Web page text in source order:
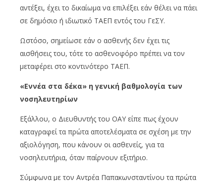
αντέξει, έχει το δικαίωμα να επιλέξει εάν θέλει να πάει
σε δημόσιο ή ιδιωτικό ΤΑΕΠ εντός του ΓεΣΥ.
Ωστόσο, σημείωσε εάν ο ασθενής δεν έχει τις
αισθήσεις του, τότε το ασθενοφόρο πρέπει να τον
μεταφέρει στο κοντινότερο ΤΑΕΠ.
«Εννέα στα δέκα» η γενική βαθμολογία των
νοσηλευτηρίων
Εξάλλου, ο Διευθυντής του ΟΑΥ είπε πως έχουν
καταγραφεί τα πρώτα αποτελέσματα σε σχέση με την
αξιολόγηση, που κάνουν οι ασθενείς, για τα
νοσηλευτήρια, όταν παίρνουν εξιτήριο.
Σύμφωνα με τον Αντρέα Παπακωνσταντίνου τα πρώτα